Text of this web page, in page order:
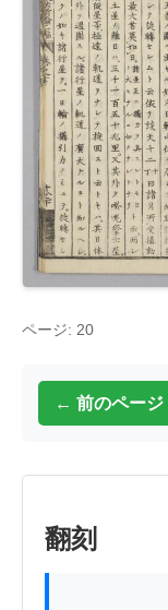
ページ: 20
← 前のページ
翻刻